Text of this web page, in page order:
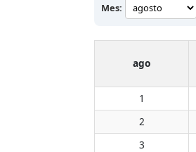
Mes:
ago
1
2
3